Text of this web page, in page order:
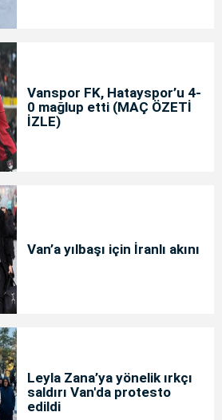
Vanspor FK, Hatayspor’u 4-
0 mağlup etti (MAÇ ÖZETİ
İZLE)
Van’a yılbaşı için İranlı akını
Leyla Zana’ya yönelik ırkçı
saldırı Van'da protesto
edildi